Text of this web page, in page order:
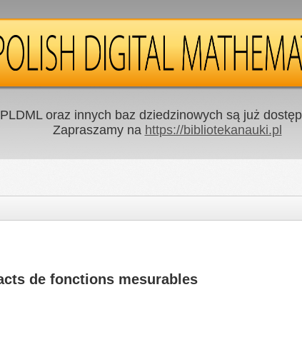
oraz innych baz dziedzinowych są już
Zapraszamy na https://bibliotekanauki.pl
de fonctions mesurables